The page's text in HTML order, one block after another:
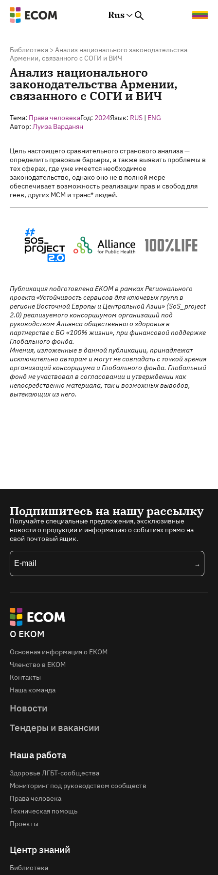
Rus
Библиотека > Анализ национального законодательства
Армении, связанного с СОГИ и ВИЧ
Анализ национального
законодательства Армении,
связанного с СОГИ и ВИЧ
Тема: Права человекаГод: 2024Язык: RUS | ENG
Автор: Луиза Варданян
Цель настоящего сравнительного странового анализа —
определить правовые барьеры, а также выявить проблемы в
тех сферах, где уже имеется необходимое
законодательство, однако оно не в полной мере
обеспечивает возможность реализации прав и свобод для
геев, других МСМ и транс* людей.
Публикация подготовлена ЕКОМ в рамках Регионального
проекта «Устойчивость сервисов для ключевых групп в
регионе Восточной Европы и Центральной Азии» (SoS_project
2.0) реализуемого консорциумом организаций под
руководством Альянса общественного здоровья в
партнерстве с БО «100% жизни», при финансовой поддержке
Глобального фонда.
Мнения, изложенные в данной публикации, принадлежат
исключительно авторам и могут не совпадать с точкой зрения
организаций консорциума и Глобального фонда. Глобальный
фонд не участвовал в согласовании и утверждении как
непосредственно материала, так и возможных выводов,
вытекающих из него.
Подпишитесь на нашу рассылку
Получайте специальные предложения, эксклюзивные
новости о продукции и информацию о событиях прямо на
свой почтовый ящик.
О ЕКОМ
Основная информация о EКOM
Членство в ЕКОМ
Контакты
Наша команда
Новости
Тендеры и вакансии
Наша работа
Здоровье ЛГБТ-сообщества
Мониторинг под руководством сообществ
Права человека
Техническая помощь
Проекты
Центр знаний
Библиотека